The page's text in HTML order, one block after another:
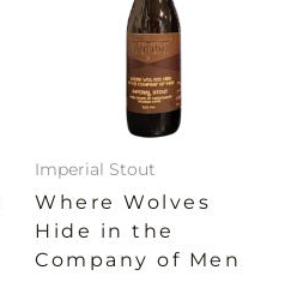
Imperial Stout
Where Wolves
Hide in the
Company of Men